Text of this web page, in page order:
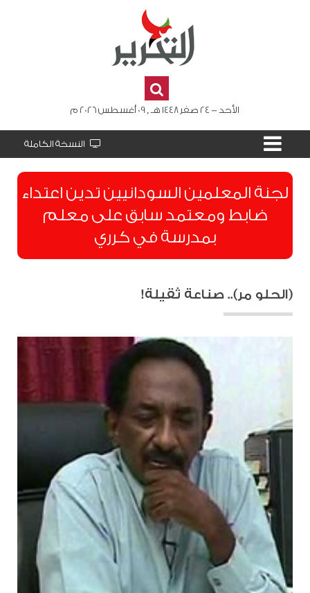
الأحد - 24 صفر 1448 هـ , 09 أغسطس 2026 م
النسخة الكاملة
لجنة المعلمين السودانيين تدين اعتداء
ضابط ومعتمد سابق على معلم
بمدرسة في كرري
(الحلو مر).. صناعة ثقيلة!